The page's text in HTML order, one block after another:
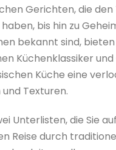
Gerichten, die
bis hin zu
bekannt sind,
Küchenklassiker
Küche eine
Texturen.
Unterlisten, die Sie
Reise durch